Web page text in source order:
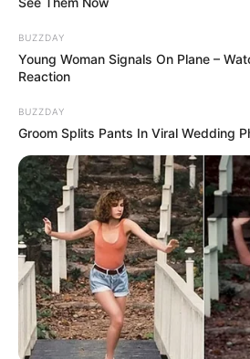
พฤหัสบดีที่ 12 ม
2560 โดย อ.ค
บัญชร
ดูดวงสำหรับ คนเกิดวันอาทิตย์ ดูดวงสำ
สำหรับ คนเกิดวันอังคาร ดูดวงสำหรับ ค
คนเกิดวันพฤหัสบดี ดูดวงสำหรับ คนเกิดวั
เกิดวันเสาร์
Home/ดูดวงรายวัน/ ดูดวงรายวัน ประจำ
2560 โดย อ.คฑา ชินบัญชร
BUZZDAY
Young Woman Signals On Plane –
Reaction
BUZZDAY
Groom Splits Pants In Viral Wedding